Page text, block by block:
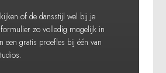
of de dansstijl wel bij je
zo volledig mogelijk in
een gratis proefles bij één van